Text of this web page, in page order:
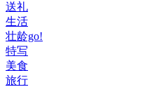
送礼
生活
壮龄go!
特写
美食
旅行